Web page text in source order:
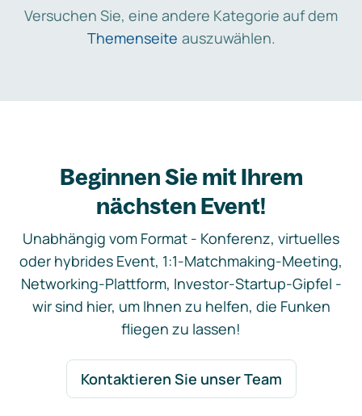
Versuchen Sie, eine andere Kategorie auf dem
Themenseite auszuwählen.
Beginnen Sie mit Ihrem
nächsten Event!
Unabhängig vom Format - Konferenz, virtuelles
oder hybrides Event, 1:1-Matchmaking-Meeting,
Networking-Plattform, Investor-Startup-Gipfel -
wir sind hier, um Ihnen zu helfen, die Funken
fliegen zu lassen!
Kontaktieren Sie unser Team